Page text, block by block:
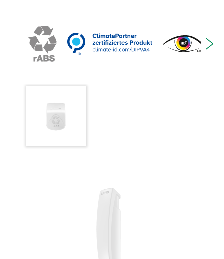
Wolfram-Karbid-Kugel (1,0 mm). Schreibleistung: ca.
4.500 m. Deutsche Schreibpaste nach ISO-Norm. Die
uma Tech Refill 1.0 vermittelt ein angenehmes und
weiches Schreibgefühl.